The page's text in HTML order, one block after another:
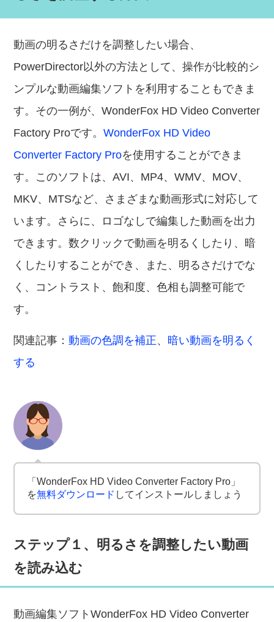
動画の明るさだけを調整したい場合、
PowerDirector以外の方法として、操作が比較的シ
ンプルな動画編集ソフトを利用することもできま
す。その一例が、WonderFox HD Video Converter
Factory Proです。WonderFox HD Video
Converter Factory Proを使用することができま
す。このソフトは、AVI、MP4、WMV、MOV、
MKV、MTSなど、さまざまな動画形式に対応して
います。さらに、ロゴなしで編集した動画を出力
できます。数クリックで動画を明るくしたり、暗
くしたりすることができ、また、明るさだけでな
く、コントラスト、飽和度、色相も調整可能で
す。
関連記事：動画の色調を補正、 暗い動画を明るく
する
「WonderFox HD Video Converter Factory Pro」
を無料ダウンロード してインストールしましょう
ステップ１、明るさを調整したい動画
を読み込む
動画編集ソフトWonderFox HD Video Converter